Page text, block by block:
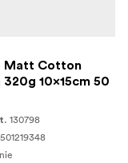
Matt Cotton
320g 10x15cm 50
130798